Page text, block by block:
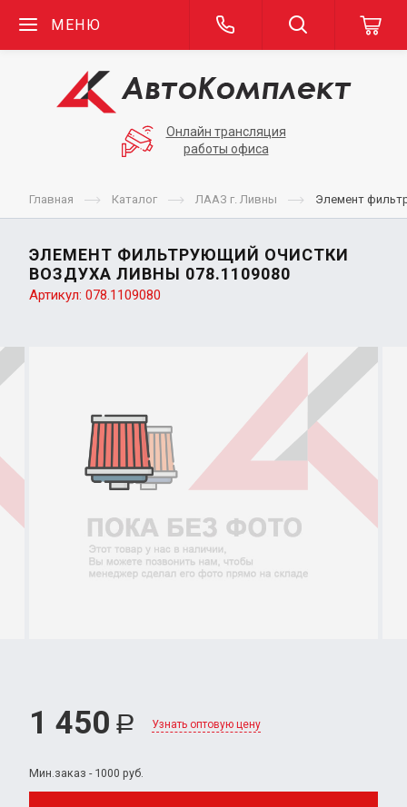
МЕНЮ
Онлайн трансляция
работы офиса
Главная Каталог ЛААЗ г. Ливны Элемент
ЭЛЕМЕНТ ФИЛЬТРУЮЩИЙ ОЧИСТКИ
ВОЗДУХА ЛИВНЫ 078.1109080
Артикул: 078.1109080
1 450 Р Узнать оптовую цену
Мин.заказ - 1000 руб.